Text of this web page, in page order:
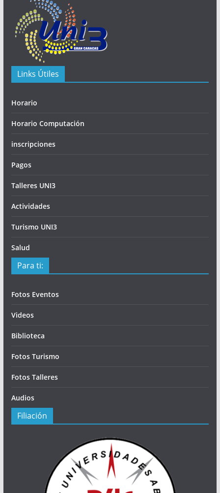
Links Útiles
Horario
Horario Computación
inscripciones
Pagos
Talleres UNI3
Actividades
Turismo UNI3
Salud
Para ti:
Fotos Eventos
Videos
Biblioteca
Fotos Turismo
Fotos Talleres
Audios
Filiación